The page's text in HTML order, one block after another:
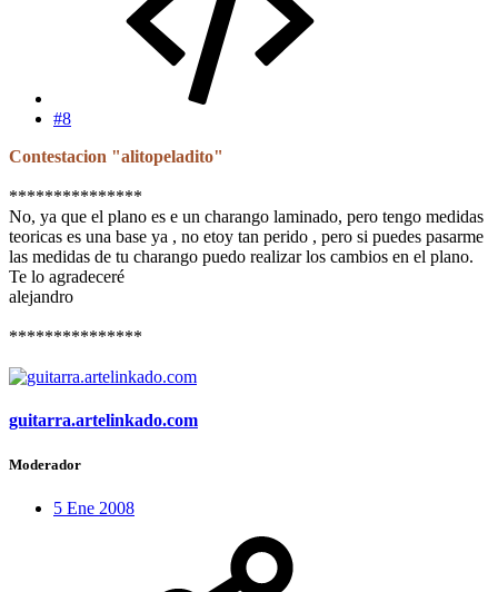
#8
Contestacion "alitopeladito"
***************
No, ya que el plano es e un charango laminado, pero tengo medidas
teoricas es una base ya , no etoy tan perido , pero si puedes pasarme
las medidas de tu charango puedo realizar los cambios en el plano.
Te lo agradeceré
alejandro
***************
guitarra.artelinkado.com
Moderador
5 Ene 2008